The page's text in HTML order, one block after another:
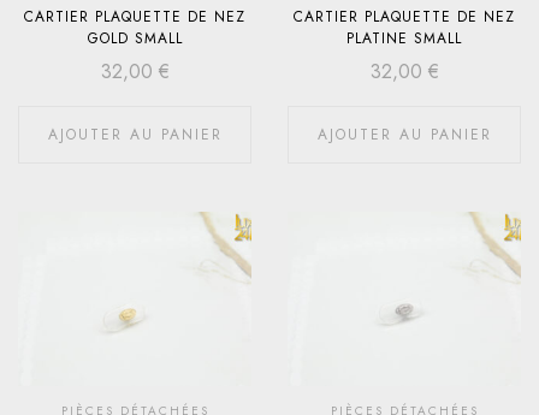
CARTIER PLAQUETTE DE NEZ
GOLD SMALL
32,00 €
AJOUTER AU PANIER
CARTIER PLAQUETTE DE NEZ
PLATINE SMALL
32,00 €
AJOUTER AU PANIER
PIÈCES DÉTACHÉES PIÈCES DÉTACHÉES